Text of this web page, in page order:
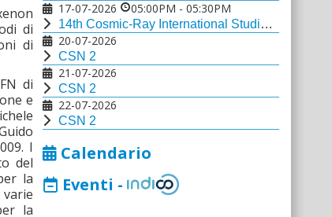
di
di
di
e
I
del
la
la
17-07-2026 05:00PM - 05:30PM
14th Cosmic-Ray International Studies and Multi-messenger Astroparticle Conference
20-07-2026
CSN 2
21-07-2026
CSN 2
22-07-2026
CSN 2
Calendario
Eventi -